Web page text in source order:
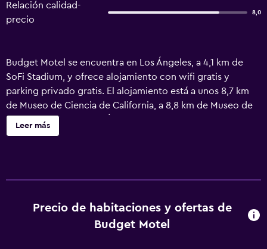
Relación calidad-
precio
8,0
Budget Motel se encuentra en Los Ángeles, a 4,1 km de
SoFi Stadium, y ofrece alojamiento con wifi gratis y
parking privado gratis. El alojamiento está a unos 8,7 km
de Museo de Ciencia de California, a 8,8 km de Museo de
Historia Natural de Los Ángeles y a 12 km de Staples
Center. Este alojamiento libre de humo está a 8,3 km de LA
municipal de Hawthorne) está a 7 km.
Leer más
Precio de habitaciones y ofertas de
Budget Motel